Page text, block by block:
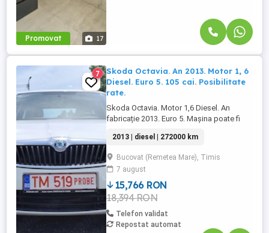
Promovat 17
7
Skoda Octavia. An 2013. Motor 1, 6
Diesel. Euro 5. 105 cai. Posibilitate
rate.
Skoda Octavia. Motor 1,6 Diesel. An
fabricație 2013. Euro 5. Mașina poate fi
Dotări: Aer condiționat. Geamuri electrice.
Oglinzi electrice. Radio CD. Închidere
centralizată. Servodirecție. Airbaguri. Abs.
2013 | diesel | 272000 km
Bucovat (Remetea Mare), Timis
7 august
15,766 RON
18,394 RON
Telefon validat
Repostat automat